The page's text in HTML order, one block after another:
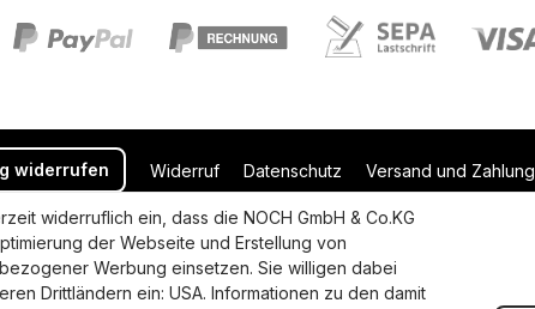
widerrufen Widerruf Datenschutz Versand und Zahlung
widerruflich ein, dass die NOCH GmbH & Co.KG
der Webseite und Erstellung von
Werbung einsetzen. Sie willigen dabei
Drittländern ein: USA. Informationen zu den damit